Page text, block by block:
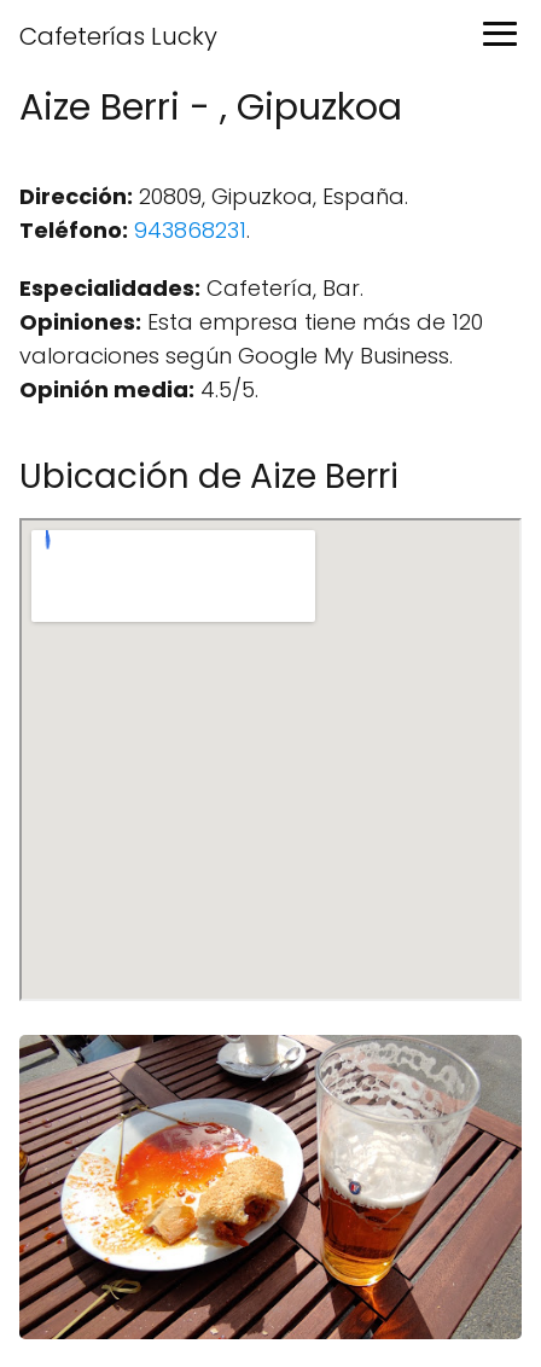
Cafeterías Lucky
Aize Berri - , Gipuzkoa
Dirección: 20809, Gipuzkoa, España.
Teléfono: 943868231.
Especialidades: Cafetería, Bar.
Opiniones: Esta empresa tiene más de 120
valoraciones según Google My Business.
Opinión media: 4.5/5.
Ubicación de Aize Berri